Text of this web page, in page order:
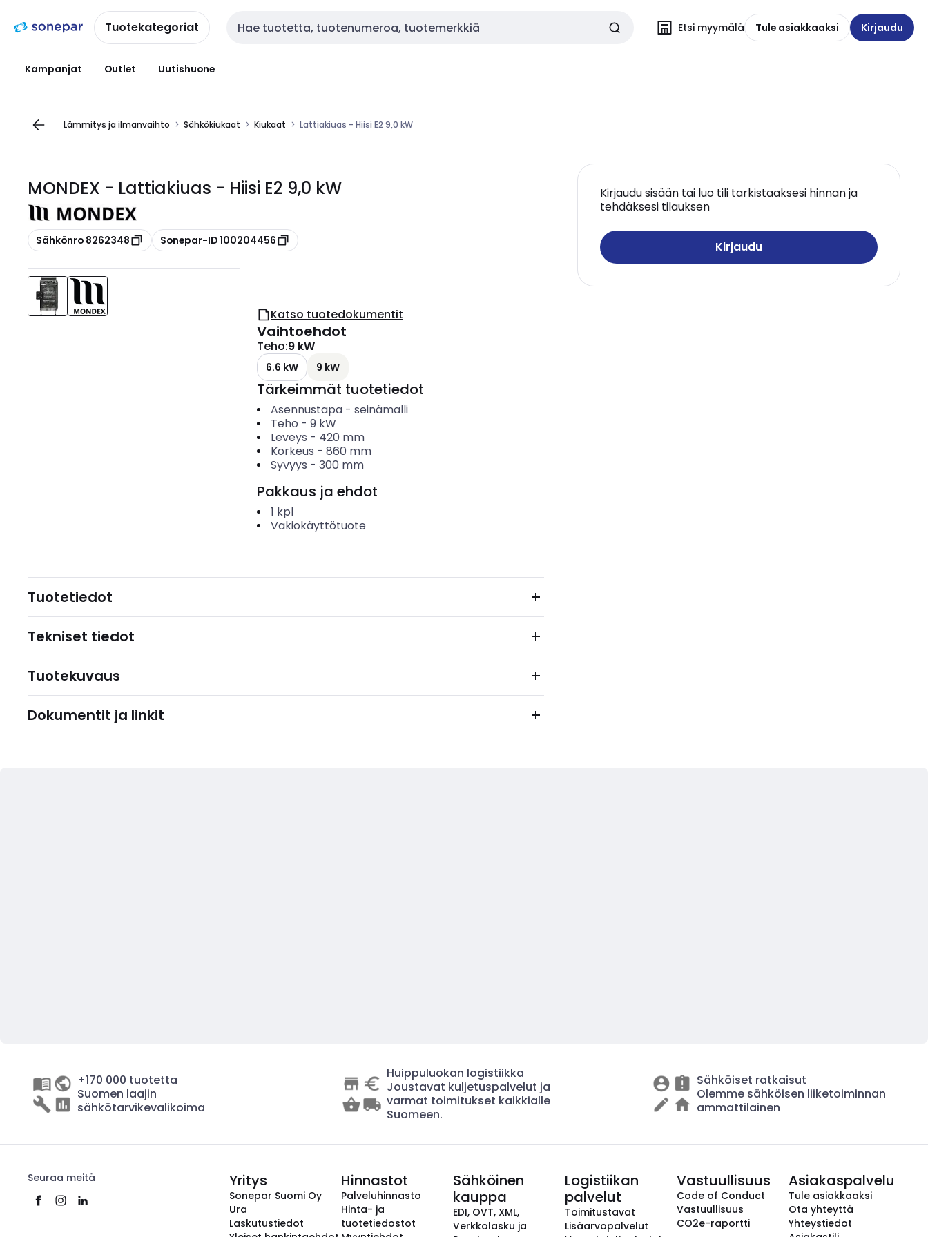
navigointiinsisältöönTuotekategoriat Haku Etsi myymälä Tule asiakkaaksi Kirjaudu
Kampanjat Outlet Uutishuone
Lämmitys ja ilmanvaihto Sähkökiukaat Kiukaat Lattiakiuas - Hiisi E2 9,0 kW
MONDEX - Lattiakiuas - Hiisi E2 9,0 kW
Kopioi
Sähkönro 8262348 Kopioi
Sonepar-ID 100204456
Kirjaudu sisään tai luo tili tarkistaaksesi hinnan ja
tehdäksesi tilauksen
Kirjaudu
Katso tuotedokumentit
Vaihtoehdot
Teho:9 kW
6.6 kW 9 kW
Tärkeimmät tuotetiedot
Asennustapa- seinämalli
Teho - 9 kW
Leveys - 420 mm
Korkeus - 860 mm
Syvyys - 300 mm
Pakkaus ja ehdot
1 kpl
Vakiokäyttötuote
Tuotetiedot
Tekniset tiedot
Tuotekuvaus
Dokumentit ja linkit
+170 000 tuotetta
Suomen laajin
sähkötarvikevalikoima
Huippuluokan logistiikka
Joustavat kuljetuspalvelut ja
varmat toimitukset kaikkialle
Suomeen.
Sähköiset ratkaisut
Olemme sähköisen liiketoiminnan
ammattilainen
Seuraa meitä Yritys
Sonepar Suomi Oy
Ura
Laskutustiedot
Hinnastot
Palveluhinnasto
Hinta- ja
tuotetiedostot
Sähköinen
kauppa
EDI, OVT, XML,
Verkkolasku ja
Logistiikan
palvelut
Toimitustavat
Lisäarvopalvelut
Vastuullisuus
Code of Conduct
Vastuullisuus
CO2e-raportti
Asiakaspalvelu
Tule asiakkaaksi
Ota yhteyttä
Yhteystiedot